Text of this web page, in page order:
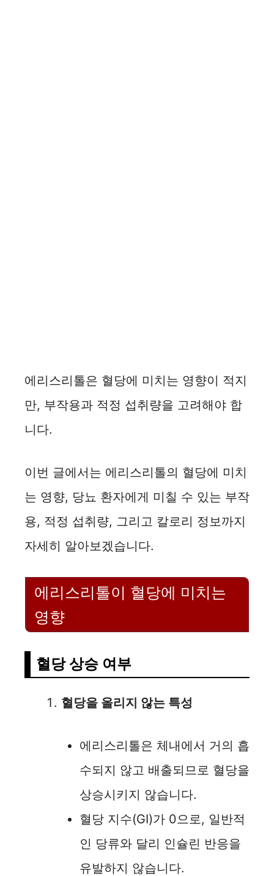
에리스리톨은 혈당에 미치는 영향이 적지
만, 부작용과 적정 섭취량을 고려해야 합
니다.
이번 글에서는 에리스리톨의 혈당에 미치
는 영향, 당뇨 환자에게 미칠 수 있는 부작
용, 적정 섭취량, 그리고 칼로리 정보까지
자세히 알아보겠습니다.
에리스리톨이 혈당에 미치는
영향
혈당 상승 여부
혈당을 올리지 않는 특성
에리스리톨은 체내에서 거의 흡
수되지 않고 배출되므로 혈당을
상승시키지 않습니다.
혈당 지수(GI)가 0으로, 일반적
인 당류와 달리 인슐린 반응을
유발하지 않습니다.